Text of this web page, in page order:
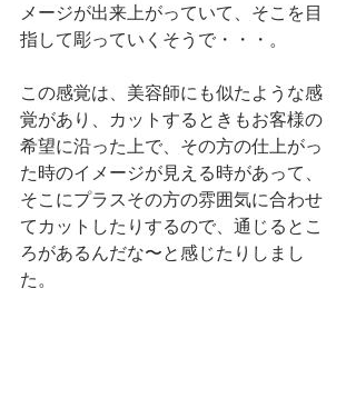
メージが出来上がっていて、そこを目
指して彫っていくそうで・・・。
この感覚は、美容師にも似たような感
覚があり、カットするときもお客様の
希望に沿った上で、その方の仕上がっ
た時のイメージが見える時があって、
そこにプラスその方の雰囲気に合わせ
てカットしたりするので、通じるとこ
ろがあるんだな〜と感じたりしまし
た。